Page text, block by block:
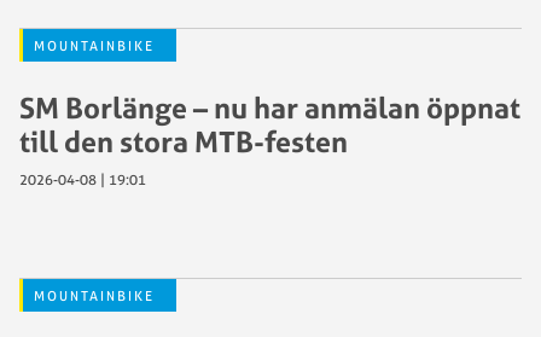
MOUNTAINBIKE
SM Borlänge – nu har anmälan öppnat
till den stora MTB-festen
2026-04-08 | 19:01
MOUNTAINBIKE